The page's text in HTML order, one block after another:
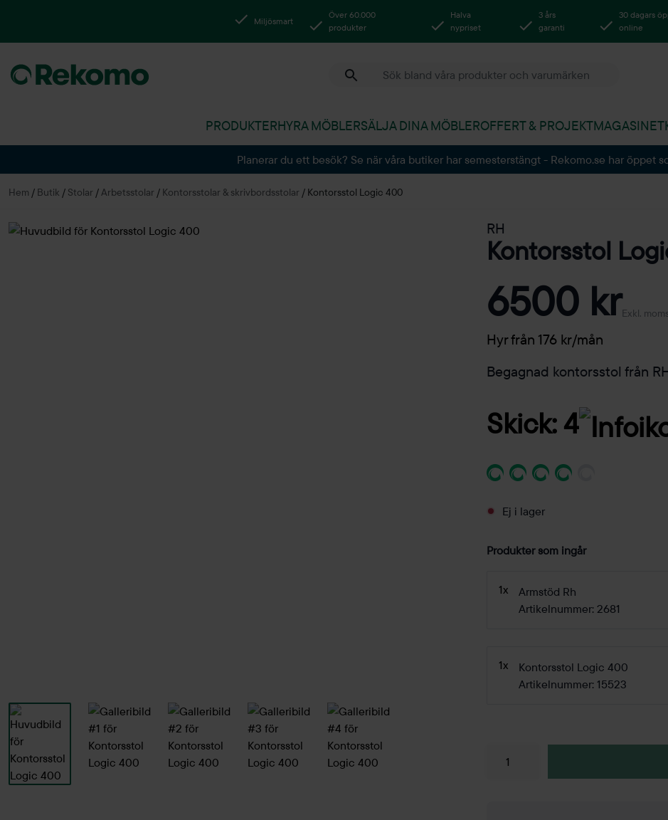
Miljösmart
Över 60.000
produkter
Halva
nypriset
3 års
garanti
30 dagars
online
PRODUKTERHYRA MÖBLERSÄLJA DINA MÖBLEROFFERT & PROJEKTMAGASINET
Planerar du ett besök? Se när våra butiker har semesterstängt - Rekomo.se har öppet
Hem / Butik / Stolar /Arbetsstolar / Kontorsstolar & skrivbordsstolar / Kontorsstol Logic 400
RH
Kontorsstol
6500 krExkl. moms
Hyr från 176 kr/mån
Begagnad kontorsstol från
Skick: 4
Ej i lager
Produkter som ingår
1x
Armstöd Rh
Artikelnummer: 2681
1x
Kontorsstol Logic 400
Artikelnummer: 15523